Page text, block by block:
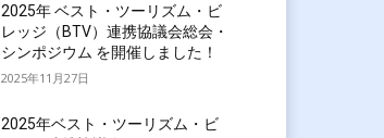
2025年 ベスト・ツーリズム・ビ
レッジ（BTV）連携協議会総会・
シンポジウム を開催しました！
2025年11月27日
2025年ベスト・ツーリズム・ビ